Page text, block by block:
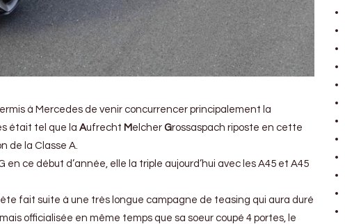
à Mercedes de venir concurrencer principalement la
était tel que la Aufrecht M elcher Grossaspach riposte en cette
de la Classe A.
en ce début d’année, elle la triple aujourd’hui avec les A45 et A45
fait suite à une très longue campagne de teasing qui aura duré
officialisée en même temps que sa soeur coupé 4 portes, le